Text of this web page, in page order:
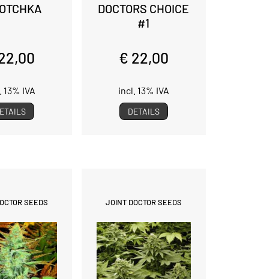
13% IVA
DOCTORS CHOICE
#1
€ 22,00
incl. 13% IVA
DETAILS
SEEDS JOINT DOCTOR SEEDS